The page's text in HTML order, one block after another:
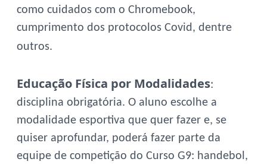
como cuidados com o Chromebook,
cumprimento dos protocolos Covid, dentre
outros.
Educação Física por Modalidades:
disciplina obrigatória. O aluno escolhe a
modalidade esportiva que quer fazer e, se
quiser aprofundar, poderá fazer parte da
equipe de competição do Curso G9: handebol,